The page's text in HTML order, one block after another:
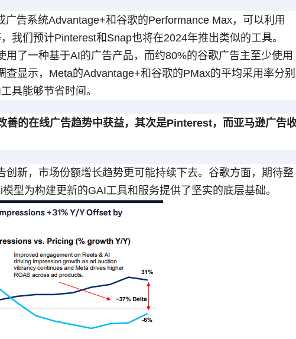
告系统Advantage+和谷歌的Performance Max，可以利用
我们预计Pinterest和Snap也将在2024年推出类似的工具。
了一种基于AI的广告产品，而约80%的谷歌广告主至少使用
查显示，Meta的Advantage+和谷歌的PMax的平均采用率分别
具能够节省时间。
善的在线广告趋势中获益，其次是Pinterest，而亚马逊广告
新，市场份额增长趋势更可能持续下去。谷歌方面，期待整
型为构建更新的GAI工具和服务提供了坚实的底层基础。